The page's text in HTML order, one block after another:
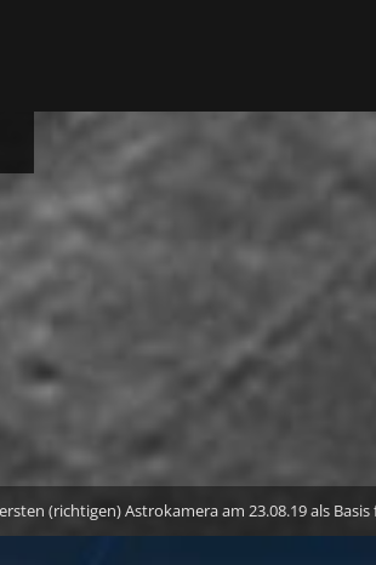
(richtigen) Astrokamera am 23.08.19 als